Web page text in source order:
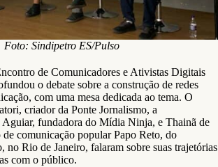
Foto: Sindipetro ES/Pulso
de Comunicadores e Ativistas Digitais
o debate sobre a construção de redes
com uma mesa dedicada ao tema. O
criador da Ponte Jornalismo, a
fundadora do Mídia Ninja, e Thainã de
comunicação popular Papo Reto, do
no Rio de Janeiro, falaram sobre suas trajetórias
com o público.